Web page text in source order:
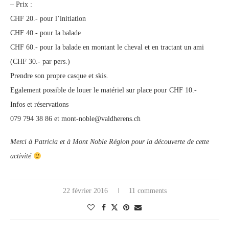
– Prix :
CHF 20.- pour l’initiation
CHF 40.- pour la balade
CHF 60.- pour la balade en montant le cheval et en tractant un ami
(CHF 30.- par pers.)
Prendre son propre casque et skis.
Egalement possible de louer le matériel sur place pour CHF 10.-
Infos et réservations
079 794 38 86 et mont-noble@valdherens.ch
Merci à Patricia et à Mont Noble Région pour la découverte de cette
activité
22 février 2016 11 comments